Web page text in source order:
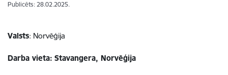
Publicēts: 28.02.2025.
Valsts: Norvēģija
Darba vieta: Stavangera, Norvēģija